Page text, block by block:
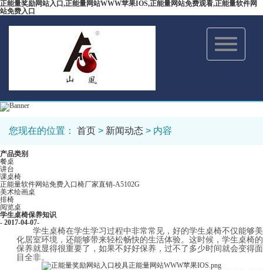
正能量奖励网站入口,正能量网站WWW苹果IOS,正能量网站免费观看,正能量软件网
站免费入口
Toggle
navigation
您现在的位置： 首页 > 新闻动态 > 内容
产品类别
餐桌
讲台
课桌椅
正能量软件网站免费入口椅厂家直销-A5102G
美术绘画桌
排椅
阅览桌
学生桌椅保养知识
- 2017-04-07-
学生桌椅在学生学习过程中非常常见，好的学生桌椅不仅能够美
化居室环境，还能够带来轻松畅快的生活体验。这时候，学生桌椅的
保养就显得很重要了，如果不好好保养，过不了多少时间就会变得面
目全非。